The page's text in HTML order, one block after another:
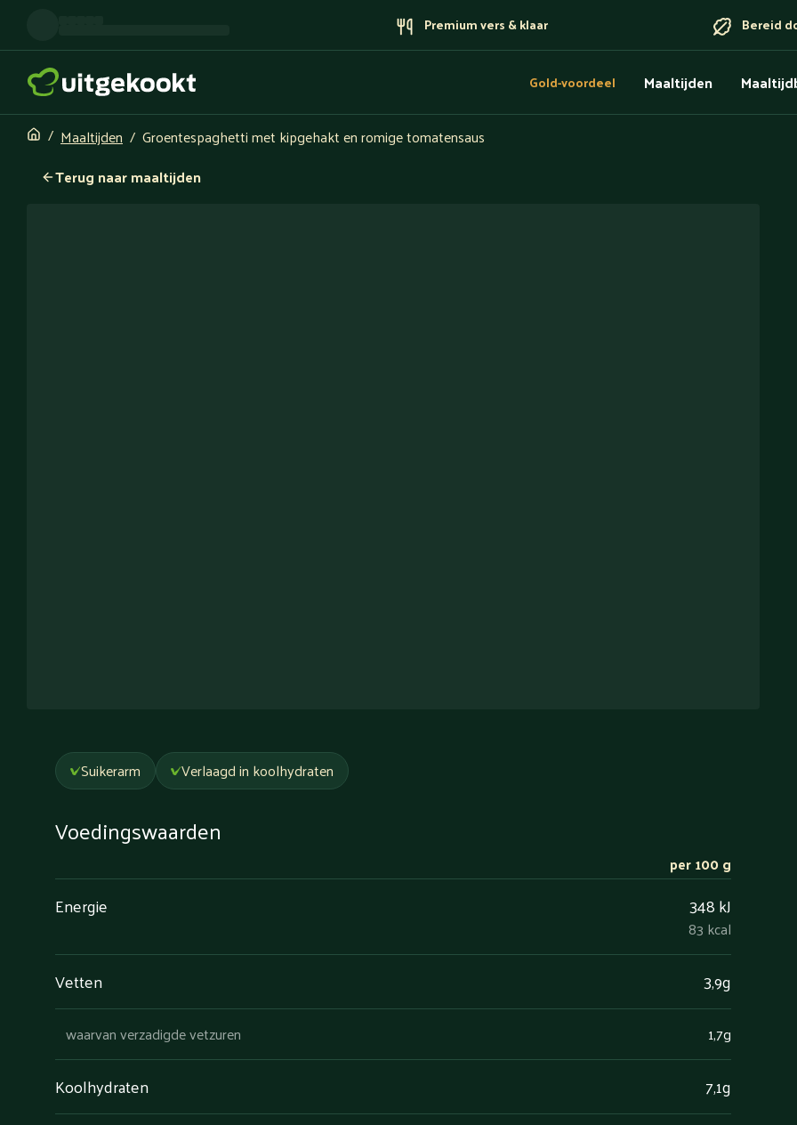
Premium vers & klaar Bereid
Gold-voordeel Maaltijden
Maaltijden
Groentespaghetti met kipgehakt en romige tomatensaus
Terug naar maaltijden
Suikerarm Verlaagd in koolhydraten
Voedingswaarden
per 100 g
Energie 348 kJ
83 kcal
Vetten 3,9g
waarvan verzadigde vetzuren 1,7g
Koolhydraten 7,1g